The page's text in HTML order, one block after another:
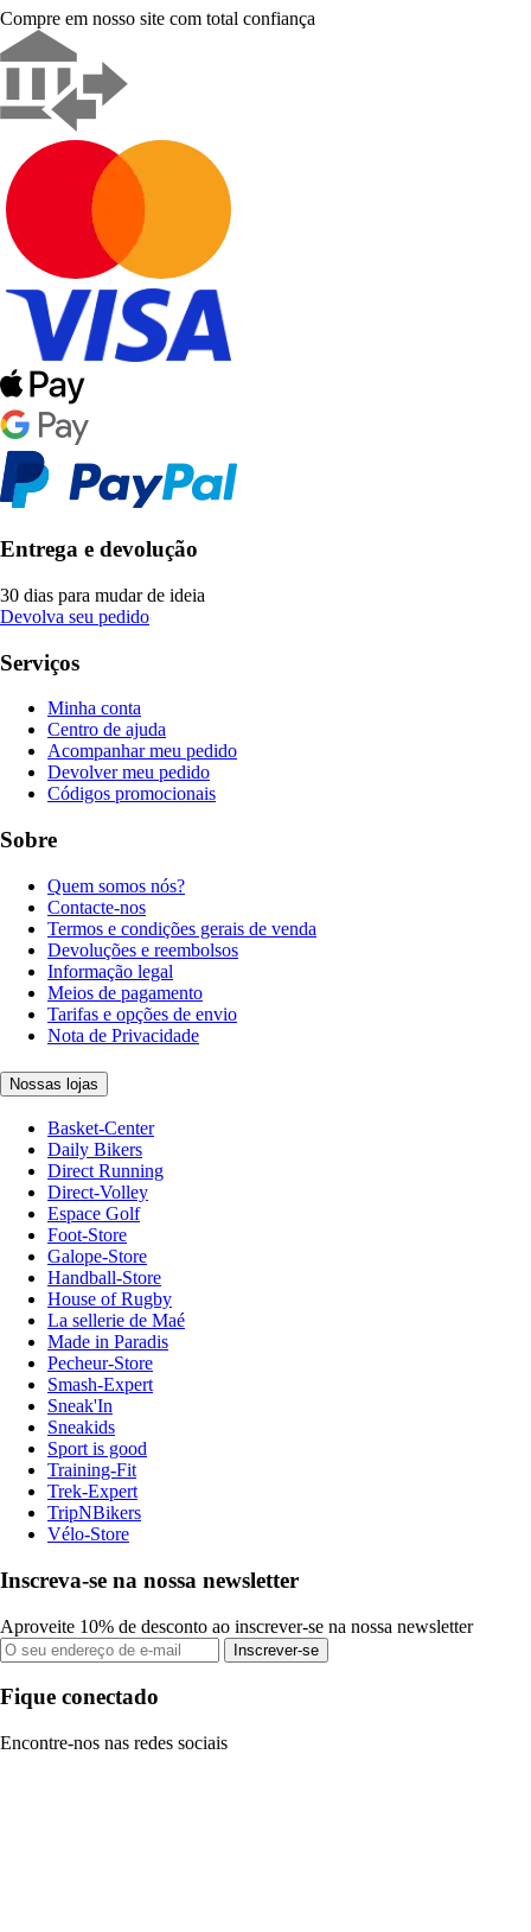
Compre em nosso site com total confiança
Entrega e devolução
30 dias para mudar de ideia
Devolva seu pedido
Serviços
Minha conta
Centro de ajuda
Acompanhar meu pedido
Devolver meu pedido
Códigos promocionais
Sobre
Quem somos nós?
Contacte-nos
Termos e condições gerais de venda
Devoluções e reembolsos
Informação legal
Meios de pagamento
Tarifas e opções de envio
Nota de Privacidade
Nossas lojas
Basket-Center
Daily Bikers
Direct Running
Direct-Volley
Espace Golf
Foot-Store
Galope-Store
Handball-Store
House of Rugby
La sellerie de Maé
Made in Paradis
Pecheur-Store
Smash-Expert
Sneak'In
Sneakids
Sport is good
Training-Fit
Trek-Expert
TripNBikers
Vélo-Store
Inscreva-se na nossa newsletter
Aproveite 10% de desconto ao inscrever-se na nossa newsletter
Inscrever-se
Fique conectado
Encontre-nos nas redes sociais